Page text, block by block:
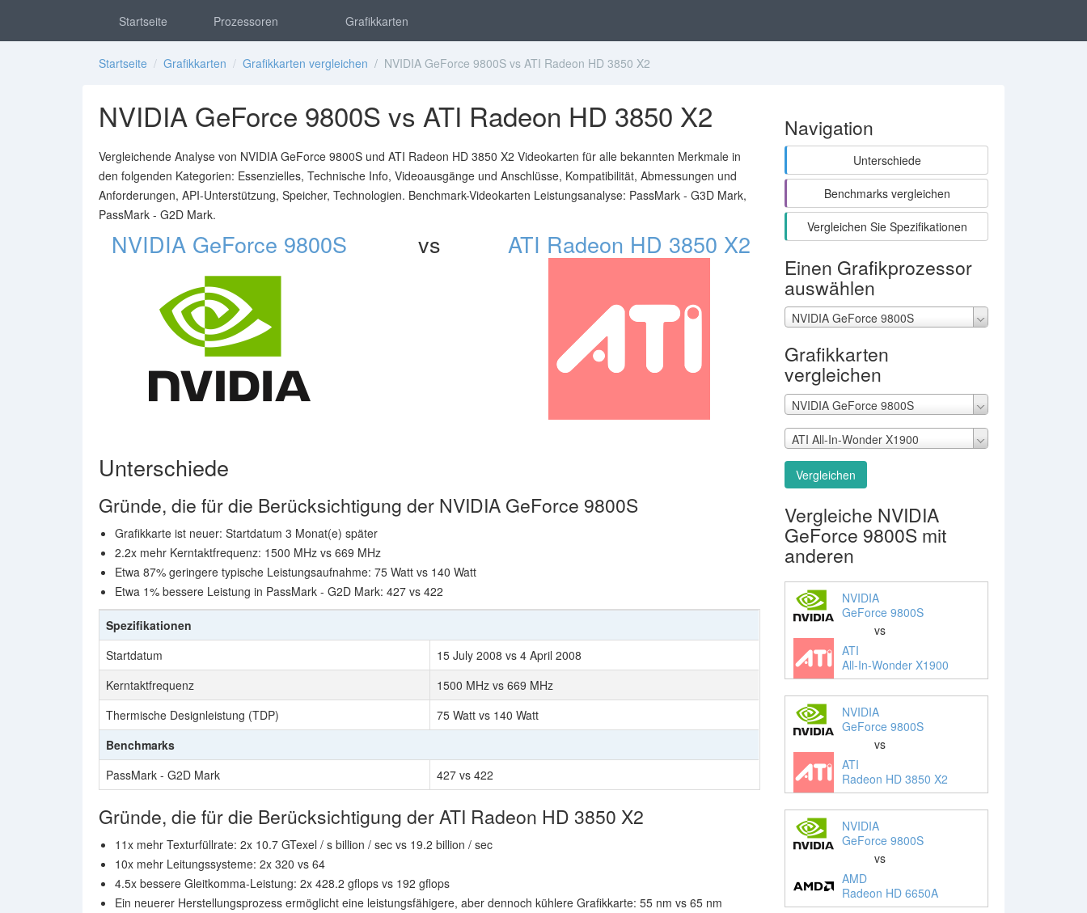
Startseite Prozessoren Grafikkarten
Startseite / Grafikkarten / Grafikkarten vergleichen / NVIDIA GeForce 9800S vs ATI Radeon HD 3850 X2
NVIDIA GeForce 9800S vs ATI Radeon HD 3850 X2
Vergleichende Analyse von NVIDIA GeForce 9800S und ATI Radeon HD 3850 X2 Videokarten für alle bekannten Merkmale in
den folgenden Kategorien: Essenzielles, Technische Info, Videoausgänge und Anschlüsse, Kompatibilität, Abmessungen und
Anforderungen, API-Unterstützung, Speicher, Technologien. Benchmark-Videokarten Leistungsanalyse: PassMark - G3D Mark,
PassMark - G2D Mark.
NVIDIA GeForce 9800S vs ATI Radeon HD 3850 X2
Unterschiede
Gründe, die für die Berücksichtigung der NVIDIA GeForce 9800S
Grafikkarte ist neuer: Startdatum 3 Monat(e) später
2.2x mehr Kerntaktfrequenz: 1500 MHz vs 669 MHz
Etwa 87% geringere typische Leistungsaufnahme: 75 Watt vs 140 Watt
Etwa 1% bessere Leistung in PassMark - G2D Mark: 427 vs 422
Spezifikationen
Startdatum
15 July 2008 vs 4 April 2008
Kerntaktfrequenz
1500 MHz vs 669 MHz
Thermische Designleistung (TDP)
75 Watt vs 140 Watt
Benchmarks
PassMark - G2D Mark
427 vs 422
Gründe, die für die Berücksichtigung der ATI Radeon HD 3850 X2
11x mehr Texturfüllrate: 2x 10.7 GTexel / s billion / sec vs 19.2 billion / sec
10x mehr Leitungssysteme: 2x 320 vs 64
4.5x bessere Gleitkomma-Leistung: 2x 428.2 gflops vs 192 gflops
Ein neuerer Herstellungsprozess ermöglicht eine leistungsfähigere, aber dennoch kühlere Grafikkarte: 55 nm vs 65 nm
Navigation
Unterschiede
Benchmarks vergleichen
Vergleichen Sie Spezifikationen
Einen Grafikprozessor
auswählen
NVIDIA GeForce 9800S
Grafikkarten
vergleichen
NVIDIA GeForce 9800S
ATI All-In-Wonder X1900
Vergleichen
Vergleiche NVIDIA
GeForce 9800S mit
anderen
NVIDIA
GeForce 9800S
vs
ATI
All-In-Wonder X1900
NVIDIA
GeForce 9800S
vs
ATI
Radeon HD 3850 X2
NVIDIA
GeForce 9800S
vs
AMD
Radeon HD 6650A